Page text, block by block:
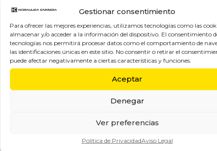
Gestionar consentimiento
Para ofrecer las mejores experiencias, utilizamos tecnologías como las
almacenar y/o acceder a la información del dispositivo. El consentimiento
tecnologías nos permitirá procesar datos como el comportamiento de
las identificaciones únicas en este sitio. No consentir o retirar el
puede afectar negativamente a ciertas características y funciones.
Aceptar
Denegar
Ver preferencias
Política de PrivacidadAviso Legal
montaje de
conformidad con
ISO5599-1
Disponibles en
base simple o m&u